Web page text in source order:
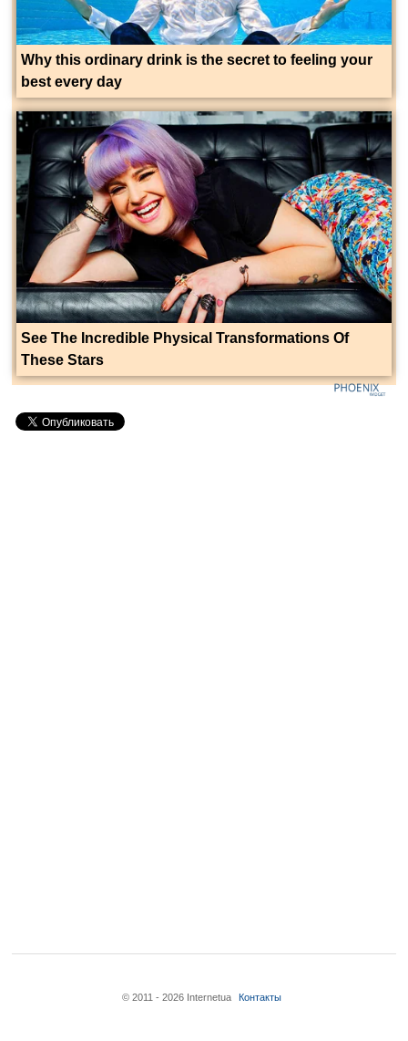
Why this ordinary drink is the secret to feeling your
best every day
See The Incredible Physical Transformations Of
These Stars
© 2011 - 2026 Internetua Контакты